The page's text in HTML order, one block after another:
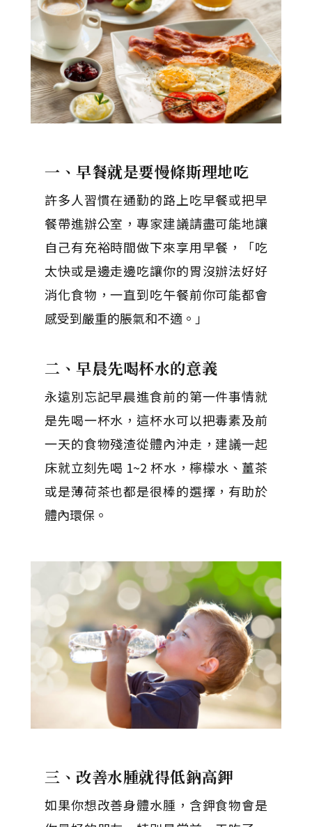
一、早餐就是要慢條斯理地吃
許多人習慣在通勤的路上吃早餐或把早
餐帶進辦公室，專家建議請盡可能地讓
自己有充裕時間做下來享用早餐，「吃
太快或是邊走邊吃讓你的胃沒辦法好好
消化食物，一直到吃午餐前你可能都會
感受到嚴重的脹氣和不適。」
二、早晨先喝杯水的意義
永遠別忘記早晨進食前的第一件事情就
是先喝一杯水，這杯水可以把毒素及前
一天的食物殘渣從體內沖走，建議一起
床就立刻先喝 1~2 杯水，檸檬水、薑茶
或是薄荷茶也都是很棒的選擇，有助於
體內環保。
三、改善水腫就得低鈉高鉀
如果你想改善身體水腫，含鉀食物會是